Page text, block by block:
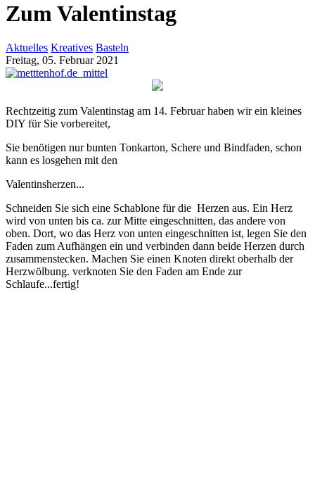
Zum Valentinstag
Aktuelles Kreatives Basteln
Freitag, 05. Februar 2021
Rechtzeitig zum Valentinstag am 14. Februar haben wir ein kleines
DIY für Sie vorbereitet,
Sie benötigen nur bunten Tonkarton, Schere und Bindfaden, schon
kann es losgehen mit den
Valentinsherzen...
Schneiden Sie sich eine Schablone für die Herzen aus. Ein Herz
wird von unten bis ca. zur Mitte eingeschnitten, das andere von
oben. Dort, wo das Herz von unten eingeschnitten ist, legen Sie den
Faden zum Aufhängen ein und verbinden dann beide Herzen durch
zusammenstecken. Machen Sie einen Knoten direkt oberhalb der
Herzwölbung. verknoten Sie den Faden am Ende zur
Schlaufe...fertig!